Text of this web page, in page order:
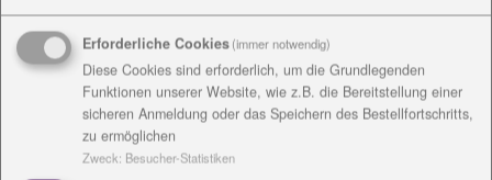
Einrichtungsanschrift /
Rechnungsanschrift
Erforderliche Cookies(immer notwendig)
Diese Cookies sind erforderlich, um die Grundlegenden
Funktionen unserer Website, wie z.B. die Bereitstellung einer
sicheren Anmeldung oder das Speichern des Bestellfortschritts,
zu ermöglichen
Zweck: Besucher-Statistiken